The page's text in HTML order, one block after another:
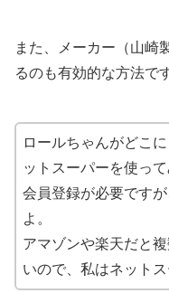
また、メーカー（山崎
るのも有効的な方法で
ロールちゃんがどこ
ットスーパーを使って
会員登録が必要です
よ。
アマゾンや楽天だと
いので、私はネットス